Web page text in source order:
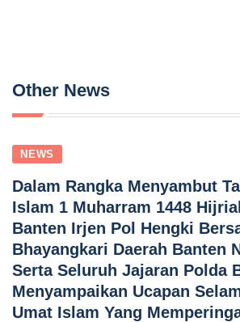
Other News
NEWS
Dalam Rangka Menyambut
Islam 1 Muharram 1448
Banten Irjen Pol Hengki
Bhayangkari Daerah Banten
Serta Seluruh Jajaran Polda
Menyampaikan Ucapan
Umat Islam Yang